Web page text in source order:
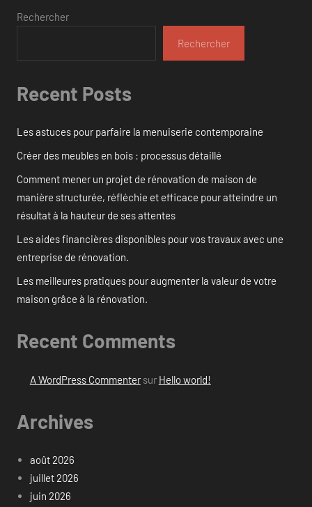
Rechercher
Rechercher
Recent Posts
Les astuces pour parfaire la menuiserie contemporaine
Créer des meubles en bois : processus détaillé
Comment mener un projet de rénovation de maison de
manière structurée, réfléchie et efficace pour atteindre un
résultat à la hauteur de ses attentes
Les aides financières disponibles pour vos travaux avec une
entreprise de rénovation.
Les meilleures pratiques pour augmenter la valeur de votre
maison grâce à la rénovation.
Recent Comments
A WordPress Commentersur Hello world!
Archives
août 2026
juillet 2026
juin 2026